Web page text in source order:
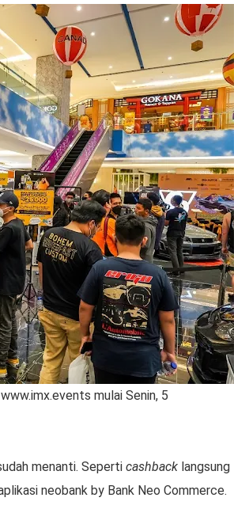
mulai Senin, 5
menanti. Seperti cashback langsung
neobank by Bank Neo Commerce.